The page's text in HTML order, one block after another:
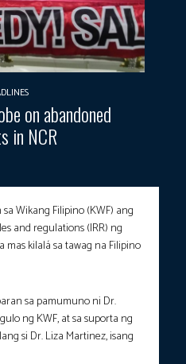
on abandoned
in NCR
Wikang Filipino (KWF) ang
and regulations (IRR) ng
mas kilalá sa tawag na Filipino
sa pamumuno ni Dr.
ng KWF, at sa suporta ng
si Dr. Liza Martinez, isang